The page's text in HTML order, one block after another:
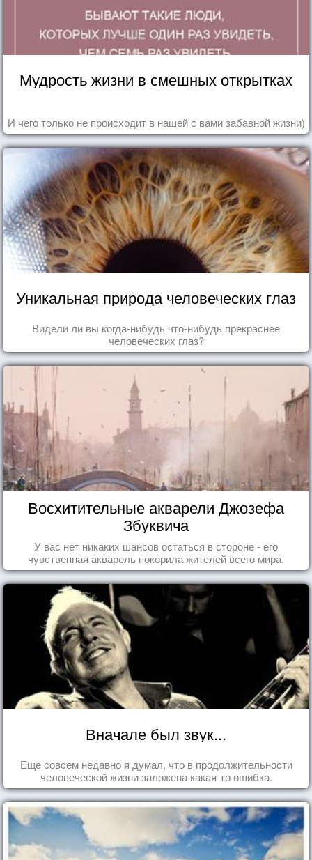
Мудрость жизни в смешных открытках
И чего только не происходит в нашей с вами забавной жизни)
Уникальная природа человеческих глаз
Видели ли вы когда-нибудь что-нибудь прекраснее
человеческих глаз?
Восхитительные акварели Джозефа
Збуквича
У вас нет никаких шансов остаться в стороне - его
чувственная акварель покорила жителей всего мира.
Вначале был звук...
Еще совсем недавно я думал, что в продолжительности
человеческой жизни заложена какая-то ошибка.